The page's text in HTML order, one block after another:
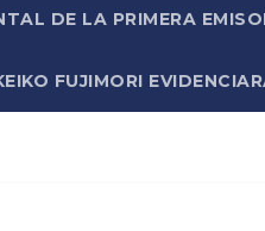
DE LA PRIMERA
FUJIMORI